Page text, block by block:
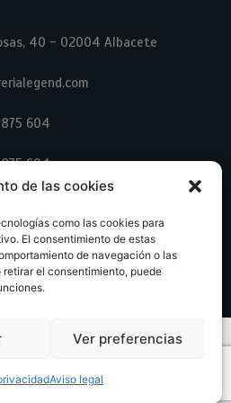
de las cookies
como las cookies para
El consentimiento de estas
de navegación o las
el consentimiento, puede
Ver preferencias
Aviso legal
40 - 02004 Albacete
604
604